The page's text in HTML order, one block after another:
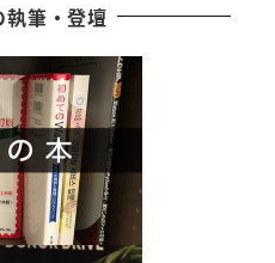
筆・登壇